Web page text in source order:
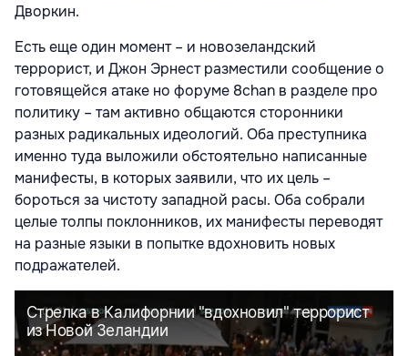
Дворкин.
Есть еще один момент – и новозеландский
террорист, и Джон Эрнест разместили сообщение о
готовящейся атаке но форуме 8chan в разделе про
политику – там активно общаются сторонники
разных радикальных идеологий. Оба преступника
именно туда выложили обстоятельно написанные
манифесты, в которых заявили, что их цель –
бороться за чистоту западной расы. Оба собрали
целые толпы поклонников, их манифесты переводят
на разные языки в попытке вдохновить новых
подражателей.